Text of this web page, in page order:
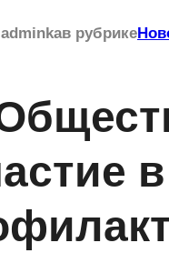
adminkaв рубрике